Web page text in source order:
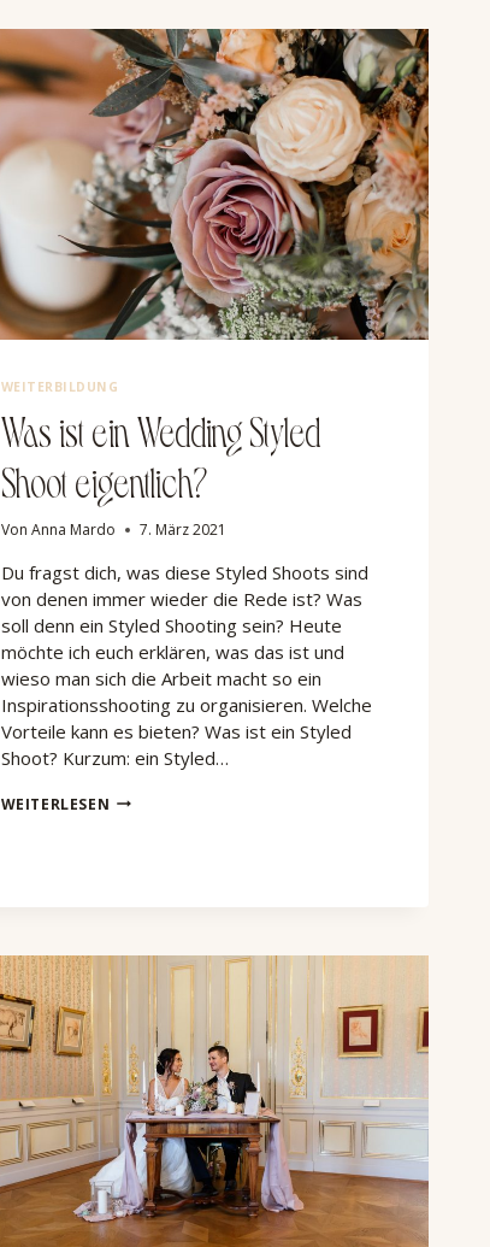
WEITERBILDUNG
Was ist ein Wedding Styled
Shoot eigentlich?
Von Anna Mardo 7. März 2021
Du fragst dich, was diese Styled Shoots sind
von denen immer wieder die Rede ist? Was
soll denn ein Styled Shooting sein? Heute
möchte ich euch erklären, was das ist und
wieso man sich die Arbeit macht so ein
Inspirationsshooting zu organisieren. Welche
Vorteile kann es bieten? Was ist ein Styled
Shoot? Kurzum: ein Styled…
WEITERLESEN WAS